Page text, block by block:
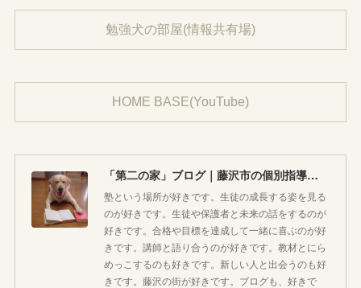
勉強犬の部屋(情報共有場)
HOME BASE(YouTube)
「第二の家」ブログ｜藤沢市の個別指導塾のお話
塾という場所が好きです。生徒の成長する姿を見る
のが好きです。生徒や保護者と未来の話をするのが
好きです。合格や目標を達成して一緒に喜ぶのが好
きです。講師と語り合うのが好きです。教材とにら
めっこするのも好きです。新しい人と出会うのも好
きです。藤沢の街が好きです。ブログも、好きで